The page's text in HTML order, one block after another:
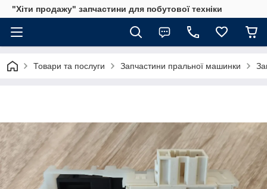
"Хіти продажу" запчастини для побутової техніки
Товари та послуги Запчастини пральної машинки